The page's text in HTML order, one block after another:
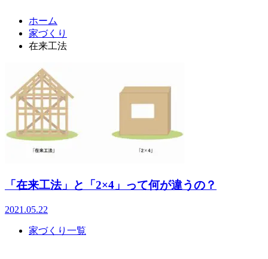
ホーム
家づくり
在来工法
「在来工法」と「2×4」って何が違うの？
2021.05.22
家づくり一覧